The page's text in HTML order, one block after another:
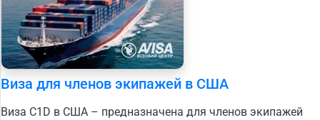
Виза для членов экипажей в США
Виза С1D в США – предназначена для членов экипажей